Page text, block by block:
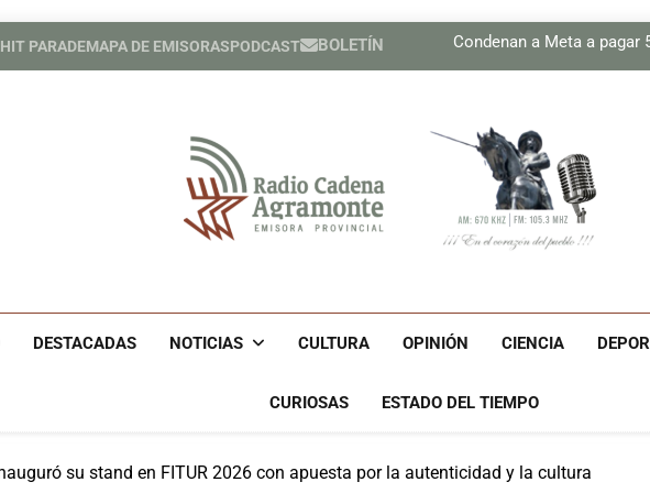
HIT PARADEMAPA DE EMISORASPODCAST BOLETÍN
Condenan a Meta a pagar
Prensa de EEUU divulga
Condenan a Meta a pagar
Prensa de EEUU
Díaz-Canel asiste al
Radio Cadena
DESTACADAS NOTICIAS CULTURA OPINIÓN CIENCIA
CURIOSAS ESTADO DEL TIEMPO
su stand en FITUR 2026 con apuesta por la autenticidad y la cultura